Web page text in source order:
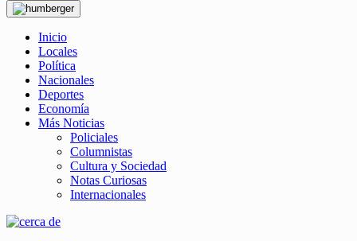
Inicio
Locales
Política
Nacionales
Deportes
Economía
Más Noticias
Policiales
Columnistas
Cultura y Sociedad
Notas Curiosas
Internacionales